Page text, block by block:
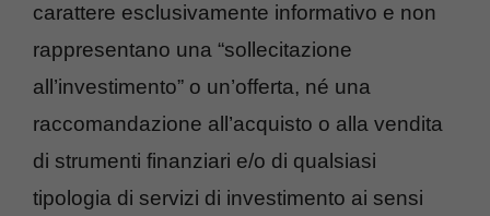
carattere esclusivamente informativo e non
rappresentano una “sollecitazione
all’investimento” o un’offerta, né una
raccomandazione all’acquisto o alla vendita
di strumenti finanziari e/o di qualsiasi
tipologia di servizi di investimento ai sensi